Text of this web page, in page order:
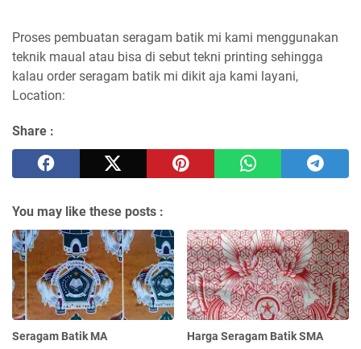
Proses pembuatan seragam batik mi kami menggunakan
teknik maual atau bisa di sebut tekni printing sehingga
kalau order seragam batik mi dikit aja kami layani,
Location:
Share :
You may like these posts :
Seragam Batik MA Harga Seragam Batik SMA